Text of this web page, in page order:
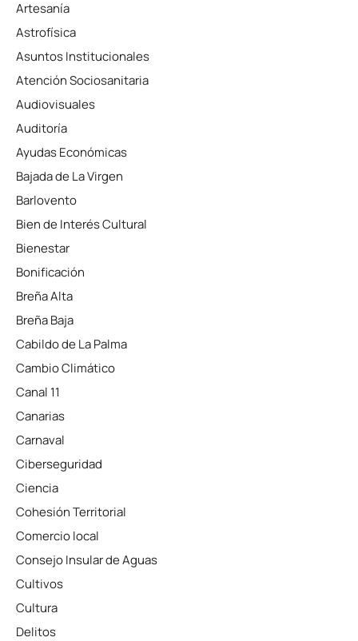
Artesanía
Astrofísica
Asuntos Institucionales
Atención Sociosanitaria
Audiovisuales
Auditoría
Ayudas Económicas
Bajada de La Virgen
Barlovento
Bien de Interés Cultural
Bienestar
Bonificación
Breña Alta
Breña Baja
Cabildo de La Palma
Cambio Climático
Canal 11
Canarias
Carnaval
Ciberseguridad
Ciencia
Cohesión Territorial
Comercio local
Consejo Insular de Aguas
Cultivos
Cultura
Delitos